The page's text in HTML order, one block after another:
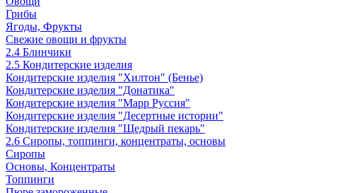
Грибы
Ягоды, Фрукты
Свежие овощи и фрукты
2.4 Блинчики
2.5 Кондитерские изделия
Кондитерские изделия "Хилтон" (Бенье)
Кондитерские изделия "Донатика"
Кондитерские изделия "Марр Руссия"
Кондитерские изделия "Десертные истории"
Кондитерские изделия "Щедрый пекарь"
2.6 Сиропы, топпинги, концентраты, основы
Сиропы
Основы, Концентраты
Топпинги